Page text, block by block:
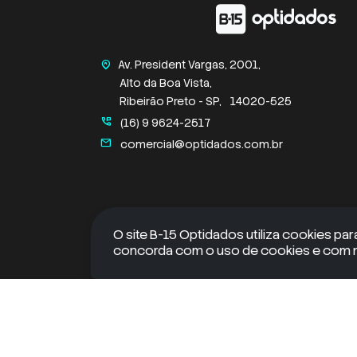
home_pin
Av. President Vargas, 2001,
Alto da Boa Vista,
Ribeirão Preto - SP,
14020-525
perm_phone_msg (16) 9 9624-2517
mail comercial@optidados.com.br
O site B-15 Optidados utiliza cookies
concorda com o uso de cookies e com